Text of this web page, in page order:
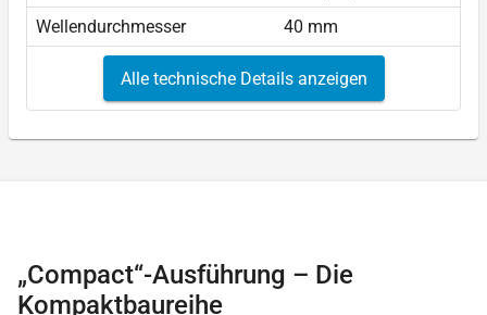
Wellendurchmesser
40 mm
Alle technische Details anzeigen
„Compact“-Ausführung – Die
Kompaktbaureihe